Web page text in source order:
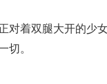
对着双腿大开的少
切。